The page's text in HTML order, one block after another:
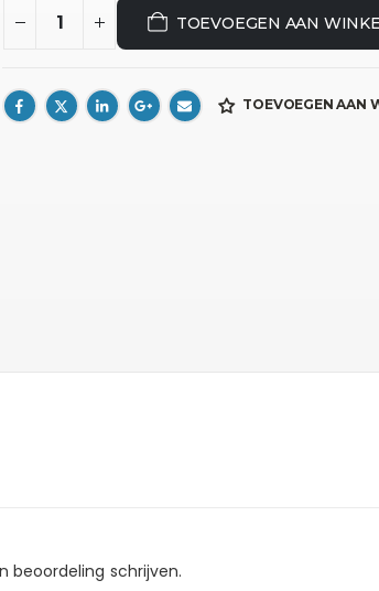
TOEVOEGEN AAN
TOEVOEGEN AAN
beoordeling schrijven.